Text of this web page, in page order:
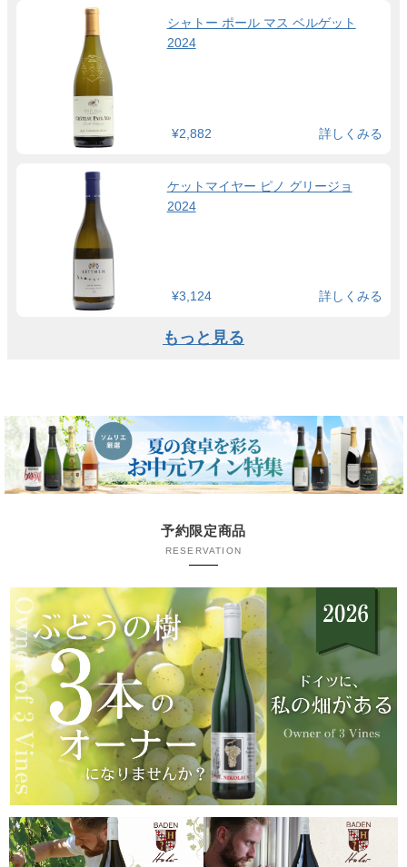
シャトー ポール マス ベルゲット
2024
¥2,882 詳しくみる
ケットマイヤー ピノ グリージョ
2024
¥3,124 詳しくみる
もっと見る
予約限定商品
RESERVATION